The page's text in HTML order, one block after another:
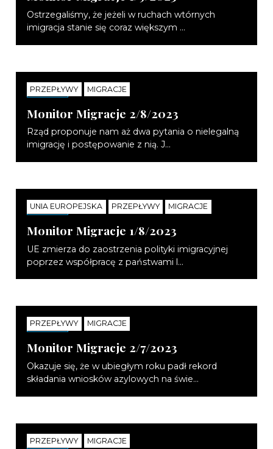
Ostrzegaliśmy, że jeżeli w ruchach wtórnych
imigracja stanie się coraz większym ...
PRZEPŁYWY MIGRACJE
NOTATKI
Monitor Migracje 2/8/2023
Rząd proponuje nam aż dwa pytania o nielegalną
imigrację i postępowanie z nią. J...
UNIA EUROPEJSKA PRZEPŁYWY MIGRACJE
NOTATKI
Monitor Migracje 1/8/2023
UE zmierza do zaostrzenia polityki imigracyjnej
poprzez współpracę z państwami l...
PRZEPŁYWY MIGRACJE
NOTATKI
Monitor Migracje 2/7/2023
Okazuje się, że w ubiegłym roku padł rekord
składania wniosków azylowych na świe...
PRZEPŁYWY MIGRACJE
NOTATKI